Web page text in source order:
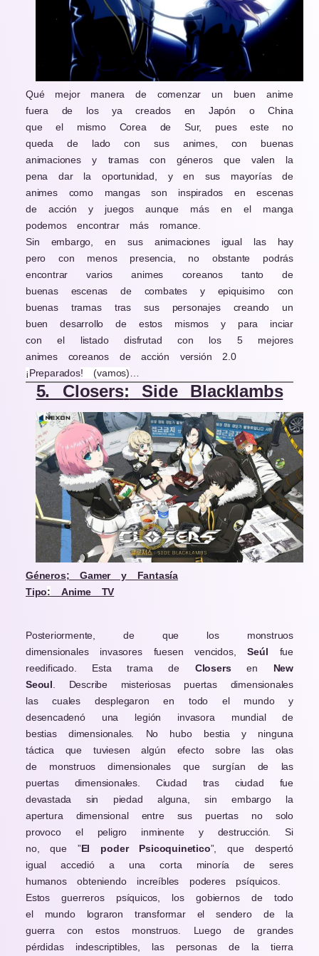
Qué mejor manera de comenzar un buen anime
fuera de los ya creados en Japón o China
que el mismo Corea de Sur, pues este no
queda de lado con sus animes, con buenas
animaciones y tramas con géneros que valen la
pena dar la oportunidad, y en sus mayorías de
animes como mangas son inspirados en escenas
de acción y juegos aunque más en el manga
podemos encontrar más romance.
Sin embargo, en sus animaciones igual las hay
pero con menos presencia, no obstante podrás
encontrar varios animes coreanos tanto de
buenas escenas de combates y epiquisimo con
buenas tramas tras sus personajes creando un
buen desarrollo de estos mismos y para inciar
con el listado disfrutad con los 5 mejores
animes coreanos de acción versión 2.0
¡Preparados! (vamos)
5. Closers: Side Blacklambs
Géneros; Gamer y Fantasía
Tipo: Anime TV
Posteriormente, de que los monstruos
dimensionales invasores fuesen vencidos,Seúl fue
reedificado. Esta trama deClosersen New
Seoul . Describe misteriosas puertas dimensionales
las cuales desplegaron en todo el mundo y
desencadenó una legión invasora mundial de
bestias dimensionales. No hubo bestia y ninguna
táctica que tuviesen algún efecto sobre las olas
de monstruos dimensionales que surgían de las
puertas dimensionales. Ciudad tras ciudad fue
devastada sin piedad alguna, sin embargo la
apertura dimensional entre sus puertas no solo
provoco el peligro inminente y destrucción. Si
no, que ”El poder Psicoquinetico”,que despertó
igualaccedióa una corta minoría de seres
humanos obteniendo increíbles poderes psíquicos.
Estos guerreros psíquicos, los gobiernos de todo
el mundo lograron transformar el sendero de la
guerra con estos monstruos. Luego de grandes
pérdidas indescriptibles, las personas de la tierra